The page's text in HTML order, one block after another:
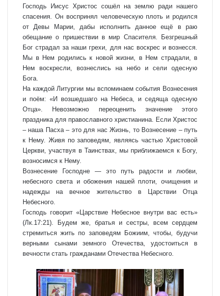
Господь Иисус Христос сошёл на землю ради нашего
спасения. Он воспринял человеческую плоть и родился
от Девы Марии, дабы исполнить данное ещё в раю
обещание о пришествии в мир Спасителя. Безгрешный
Бог страдал за наши грехи, для нас воскрес и вознесся.
Мы в Нем родились к новой жизни, в Нем страдали, в
Нем воскресли, вознеслись на небо и сели одесную
Бога.
На каждой Литургии мы вспоминаем события Вознесения
и поём: «И возшедшаго на Небеса, и седяща одесную
Отца». Невозможно переоценить значение этого
праздника для православного христианина. Если Христос
– наша Пасха – это для нас Жизнь, то Вознесение – путь
к Нему. Живя по заповедям, являясь частью Христовой
Церкви, участвуя в Таинствах, мы приближаемся к Богу,
возносимся к Нему.
Вознесение Господне — это путь радости и любви,
небесного света и обожения нашей плоти, очищения и
надежды на вечное жительство в Царствии Отца
Небесного.
Господь говорит «Царствие Небесное внутри вас есть»
(Лк.17:21). Будем же, братья и сестры, всем сердцем
стремиться жить по заповедям Божиим, чтобы, будучи
верными сынами земного Отечества, удостоиться в
вечности стать гражданами Отечества Небесного.